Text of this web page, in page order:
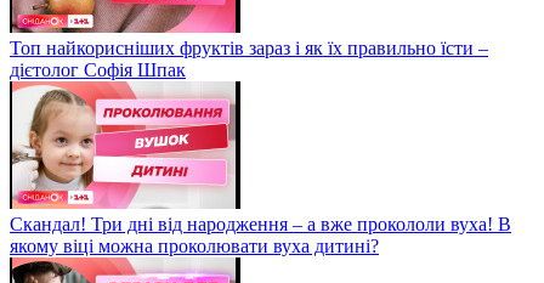
Топ найкорисніших фруктів зараз і як їх правильно їсти –
дієтолог Софія Шпак
Скандал! Три дні від народження – а вже прокололи вуха! В
якому віці можна проколювати вуха дитині?